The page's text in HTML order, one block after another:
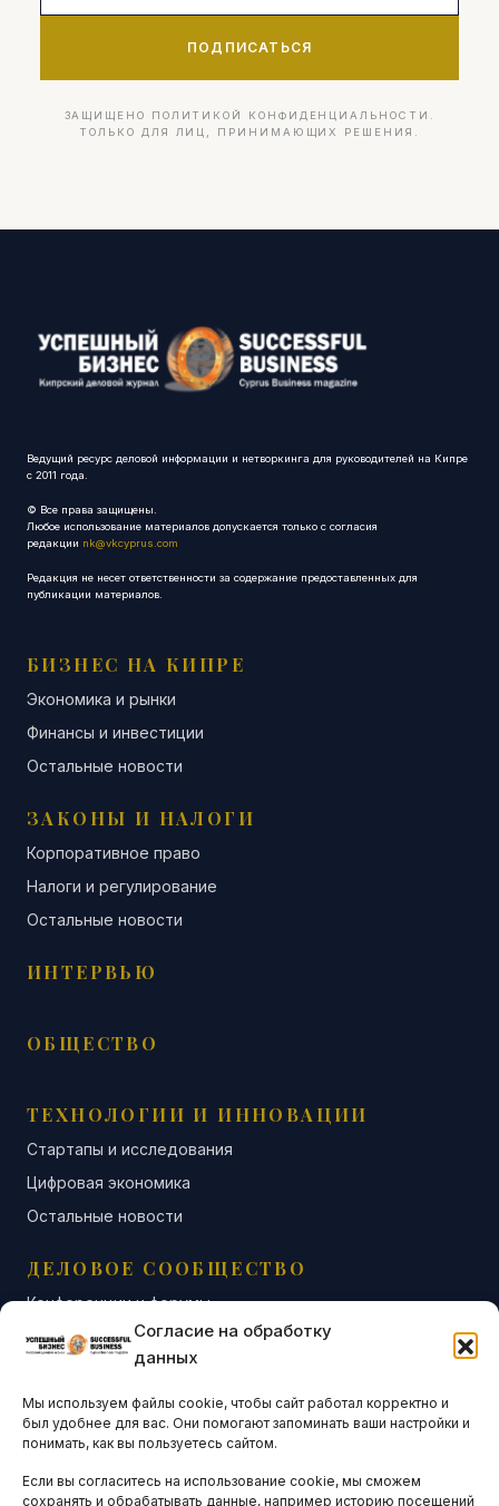
Согласие на обработку
данных
Мы используем файлы cookie, чтобы сайт работал корректно и
был удобнее для вас. Они помогают запоминать ваши настройки и
понимать, как вы пользуетесь сайтом.
Если вы согласитесь на использование cookie, мы сможем
сохранять и обрабатывать данные, например историю посещений
ПОДПИСАТЬСЯ
ЗАЩИЩЕНО ПОЛИТИКОЙ КОНФИДЕНЦИАЛЬНОСТИ.
ТОЛЬКО ДЛЯ ЛИЦ, ПРИНИМАЮЩИХ РЕШЕНИЯ.
Ведущий ресурс деловой информации и нетворкинга для руководителей на Кипре
с 2011 года.
© Все права защищены.
Любое использование материалов допускается только с согласия
редакции nk@vkcyprus.com
Редакция не несет ответственности за содержание предоставленных для
публикации материалов.
БИЗНЕС НА КИПРЕ
Экономика и рынки
Финансы и инвестиции
Остальные новости
ЗАКОНЫ И НАЛОГИ
Корпоративное право
Налоги и регулирование
Остальные новости
ИНТЕРВЬЮ
ОБЩЕСТВО
ТЕХНОЛОГИИ И ИННОВАЦИИ
Стартапы и исследования
Цифровая экономика
Остальные новости
ДЕЛОВОЕ СООБЩЕСТВО
Конференции и форумы
Бизнес-клубы и ассоциации
Остальные новости
АНАЛИТИКА И СТАТИСТИКА
ARTICLES IN ENGLISH